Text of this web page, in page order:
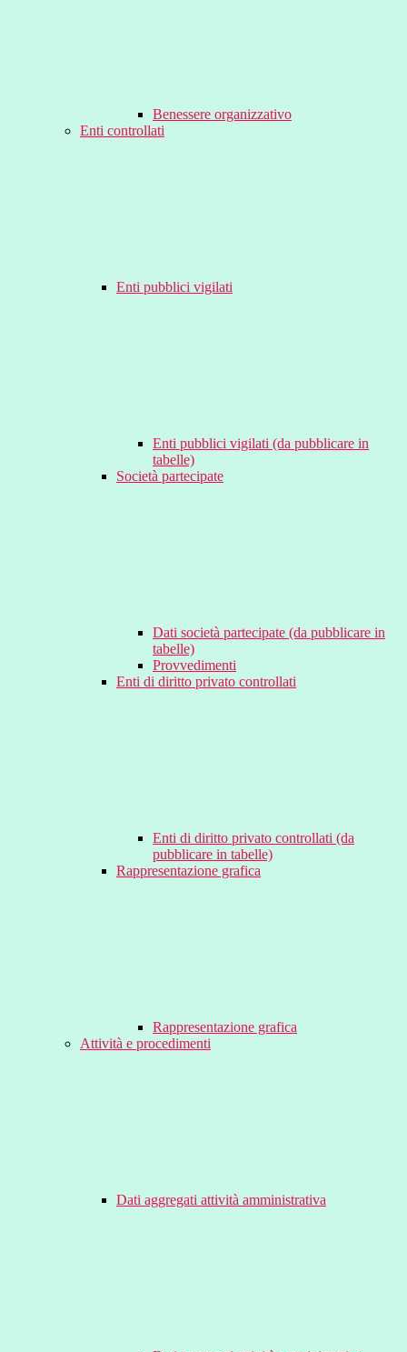
Benessere organizzativo
Enti controllati
Enti pubblici vigilati
Enti pubblici vigilati (da pubblicare in
tabelle)
Società partecipate
Dati società partecipate (da pubblicare in
tabelle)
Provvedimenti
Enti di diritto privato controllati
Enti di diritto privato controllati (da
pubblicare in tabelle)
Rappresentazione grafica
Rappresentazione grafica
Attività e procedimenti
Dati aggregati attività amministrativa